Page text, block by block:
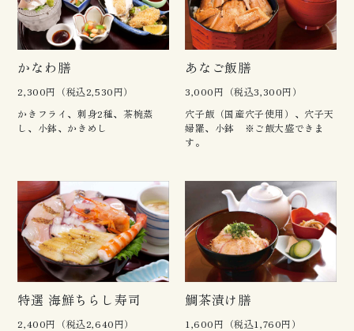
かなわ膳
2,300円（税込2,530円）
かきフライ、刺身2種、茶椀蒸
し、小鉢、かきめし
あなご飯膳
3,000円（税込3,300円）
穴子飯（国産穴子使用）、穴子天
婦羅、小鉢 ※ご飯大盛できま
す。
特選 海鮮ちらし寿司
2,400円（税込2,640円）
鯛茶漬け膳
1,600円（税込1,760円）